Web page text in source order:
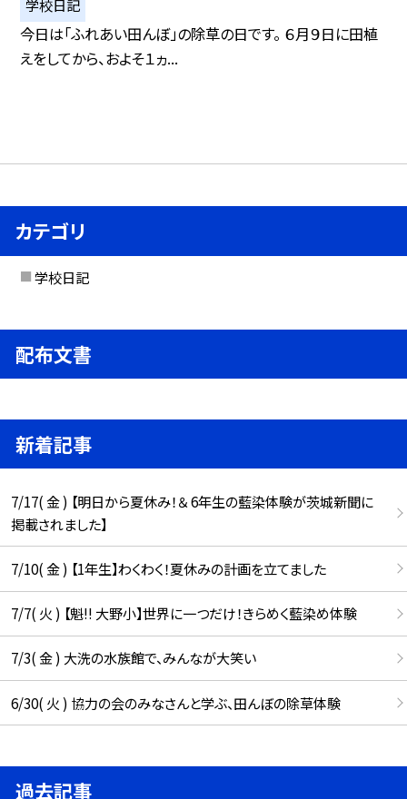
学校日記
今日は「ふれあい田んぼ」の除草の日です。 ６月９日に田植
えをしてから、およそ１ヵ...
カテゴリ
学校日記
配布文書
新着記事
7/17( 金 ) 【明日から夏休み！＆ 6年生の藍染体験が茨城新聞に
掲載されました】
7/10( 金 ) 【1年生】わくわく！夏休みの計画を立てました
7/7( 火 ) 【魁!! 大野小】世界に一つだけ！きらめく藍染め体験
7/3( 金 ) 大洗の水族館で、みんなが大笑い
6/30( 火 ) 協力の会のみなさんと学ぶ、田んぼの除草体験
過去記事